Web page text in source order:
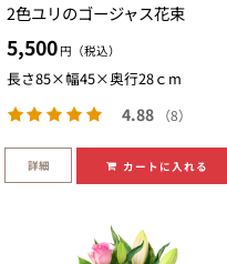
2色ユリのゴージャス花束
5,500 円（税込）
長さ85×幅45×奥行28ｃm
4.88 （8）
詳細 カートに入れる